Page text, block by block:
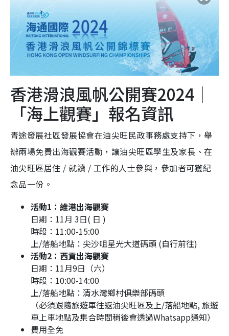
香港滑浪風帆公開賽2024｜
「海上觀賽」報名資訊
青途發展社區發展協會在油尖旺民政事務處支持下，舉
辦兩場免費出海觀賽活動，讓油尖旺區學生及家長、在
油尖旺區居住 / 就讀 / 工作的人士參與，參加者可獲紀
念品一份。
活動1：維港出海觀賽
日期：11月 3日( 日 )
時段：11:00-15:00
上/落船地點：尖沙咀星光大道碼頭 (自行前往)
活動2：西貢出海觀賽
日期：11月9日（六）
時段：10:00-14:00
上/落船地點：清水灣鄉村俱樂部碼頭
（必須跟隨旅遊車往返油尖旺區及上/落船地點, 旅遊
車上車地點及集合時間稍後會透過Whatsapp通知）
費用全免